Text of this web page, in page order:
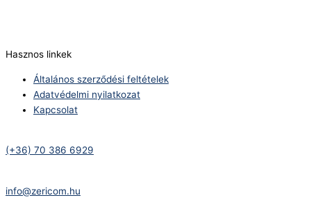
Hasznos linkek
Általános szerződési feltételek
Adatvédelmi nyilatkozat
Kapcsolat
(+36) 70 386 6929
info@zericom.hu